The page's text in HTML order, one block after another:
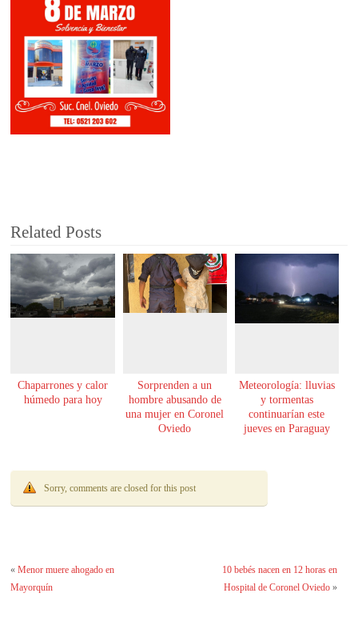
Related Posts
Chaparrones y calor
húmedo para hoy
Sorprenden a un
hombre abusando de
una mujer en Coronel
Oviedo
Meteorología: lluvias
y tormentas
continuarían este
jueves en Paraguay
Sorry, comments are closed for this post
«Menor muere ahogado en
Mayorquín
10 bebés nacen en 12 horas en
Hospital de Coronel Oviedo»